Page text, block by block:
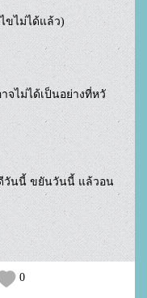
ขไม่ได้แล้ว)
จไม่ได้เป็นอย่างที่หวั
วันนี้ ขยันวันนี้ แล้วอน
0